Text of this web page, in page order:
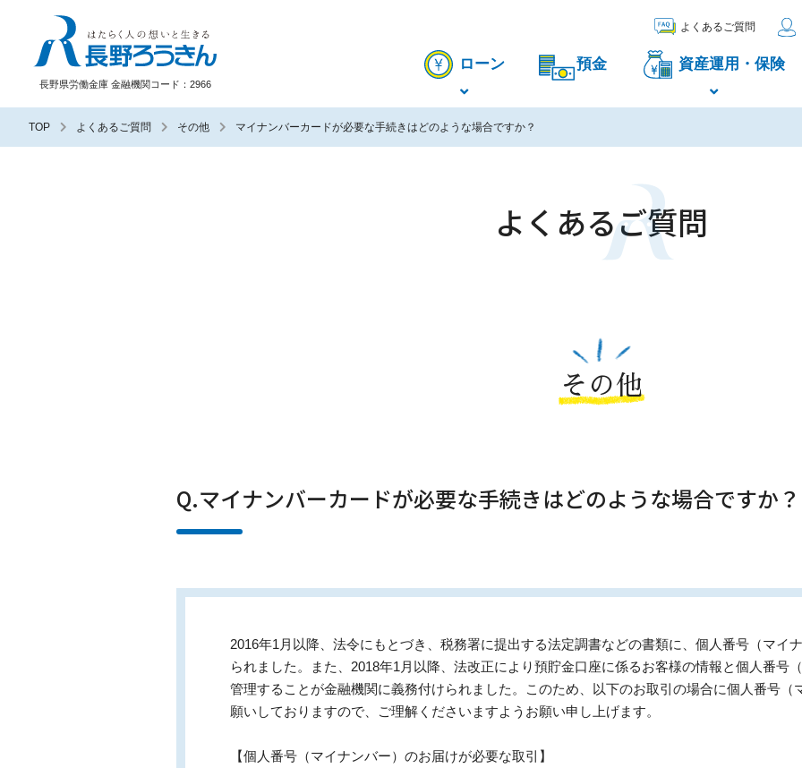
長野県労働金庫 金融機関コード：2966
ローン 預金 資産運用・保険
よくあるご質問
TOP よくあるご質問 その他 マイナンバーカードが必要な手続きはどのような場合ですか？
よくあるご質問
その他
Q.マイナンバーカードが必要な手続きはどのような場合ですか？
2016年1月以降、法令にもとづき、税務署に提出する法定調書などの書類に、個人番号（マイ
られました。また、2018年1月以降、法改正により預貯金口座に係るお客様の情報と個人番号
管理することが金融機関に義務付けられました。このため、以下のお取引の場合に個人番号（
願いしておりますので、ご理解くださいますようお願い申し上げます。
【個人番号（マイナンバー）のお届けが必要な取引】